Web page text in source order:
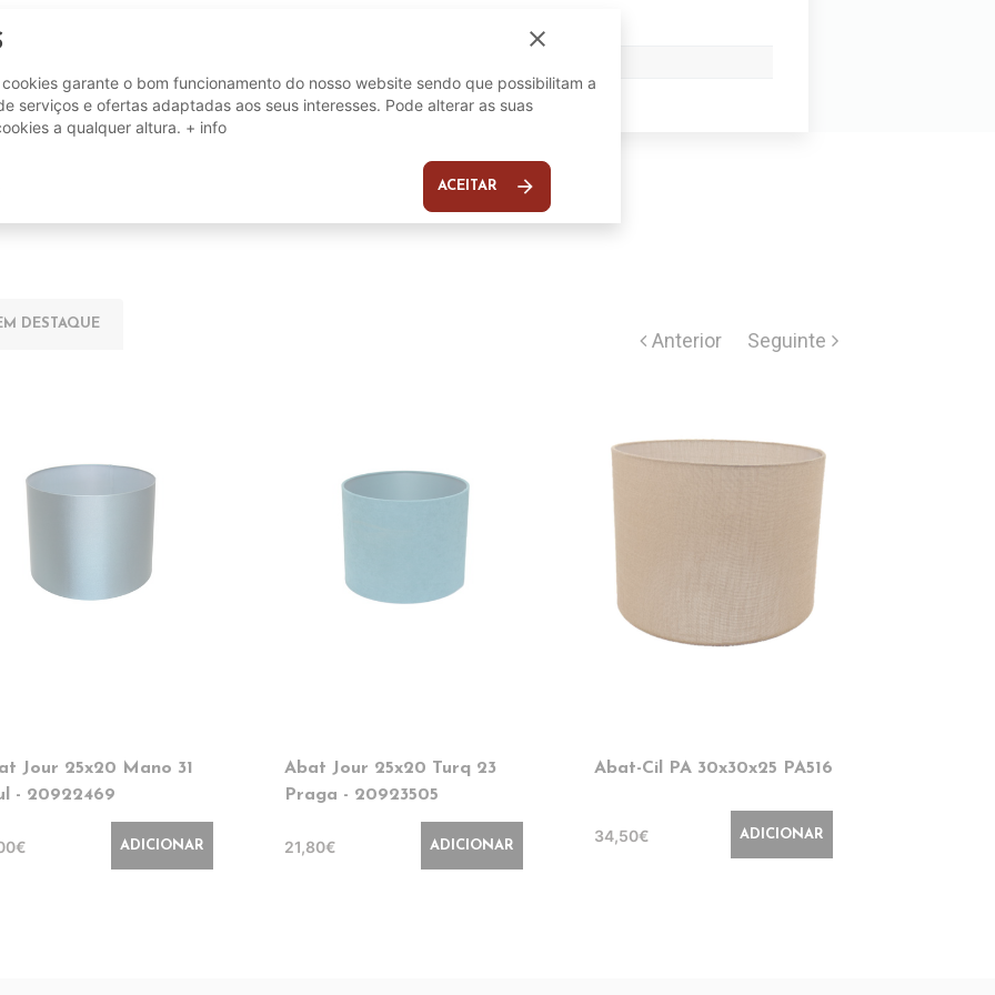
DESTAQUE
Jour 25x20 Mano 31
- 20922469
ADICIONAR
Abat Jour 25x20 Turq 23
Praga - 20923505
21,80€ ADICIONAR
Abat-Cil PA 30x30x25 PA516
34,50€ ADICIONAR
close
garante o bom funcionamento do nosso website sendo que possibilitam a
serviços e ofertas adaptadas aos seus interesses. Pode alterar as suas
a qualquer altura. + info
ACEITAR arrow_forward